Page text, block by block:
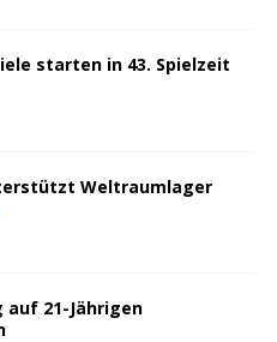
starten in 43. Spielzeit
Weltraumlager
auf 21-Jährigen